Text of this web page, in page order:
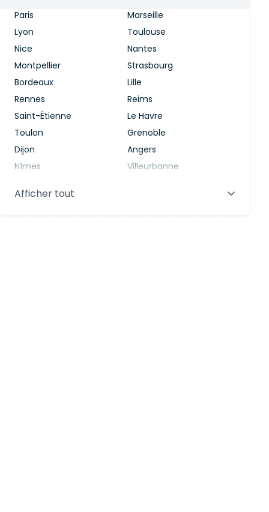
Paris
Marseille
Lyon
Toulouse
Nice
Nantes
Montpellier
Strasbourg
Bordeaux
Lille
Rennes
Reims
Saint-Étienne
Le Havre
Toulon
Grenoble
Dijon
Angers
Nîmes
Villeurbanne
Aix-en-Provence
Afficher tout